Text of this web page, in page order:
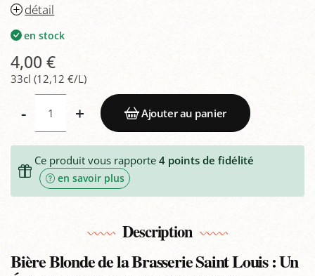
détail
en stock
4,00 €
33cl (12,12 €/L)
- + Ajouter au panier
Ce produit vous rapporte 4points de fidélité
en savoir plus
Description
Bière Blonde de la Brasserie Saint Louis : Un